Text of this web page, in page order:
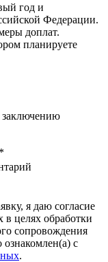
год и
Федерации.
доплат.
планируете
заключению
я даю согласие
целях обработки
сопровождения
с
.